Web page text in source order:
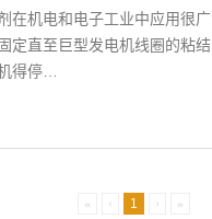
在机电和电子工业中应用很
定直至巨型发电机线圈的粘结
得停…
« ‹ 1 › »